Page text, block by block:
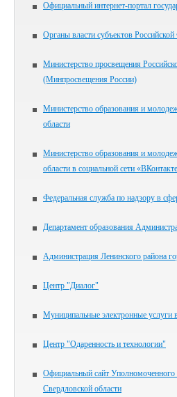
Официальный интернет-портал
Органы власти субъектов
Министерство просвещения
(Минпросвещения России)
Министерство образования и
области
Министерство образования и
области в социальной сети
Федеральная служба по надзору в
Департамент образования
Администрация Ленинского района
Центр "Диалог"
Муниципальные электронные услуги
Центр "Одаренность и технологии"
Официальный сайт Уполномоченного
Свердловской области